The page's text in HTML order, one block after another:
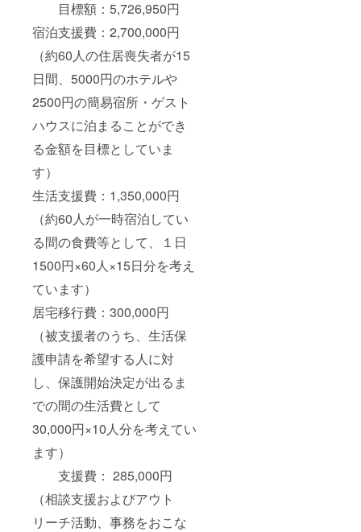
目標額：5,726,950円
宿泊支援費：2,700,000円
（約60人の住居喪失者が15
日間、5000円のホテルや
2500円の簡易宿所・ゲスト
ハウスに泊まることができ
る金額を目標としていま
す）
生活支援費：1,350,000円
（約60人が一時宿泊してい
る間の食費等として、１日
1500円×60人×15日分を考え
ています）
居宅移行費：300,000円
（被支援者のうち、生活保
護申請を希望する人に対
し、保護開始決定が出るま
での間の生活費として
30,000円×10人分を考えてい
ます）
支援費： 285,000円
（相談支援およびアウト
リーチ活動、事務をおこな